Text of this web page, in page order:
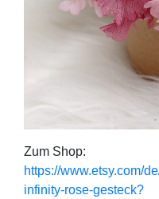
Zum Shop:
https://www.etsy.com/
infinity-rose-gesteck?